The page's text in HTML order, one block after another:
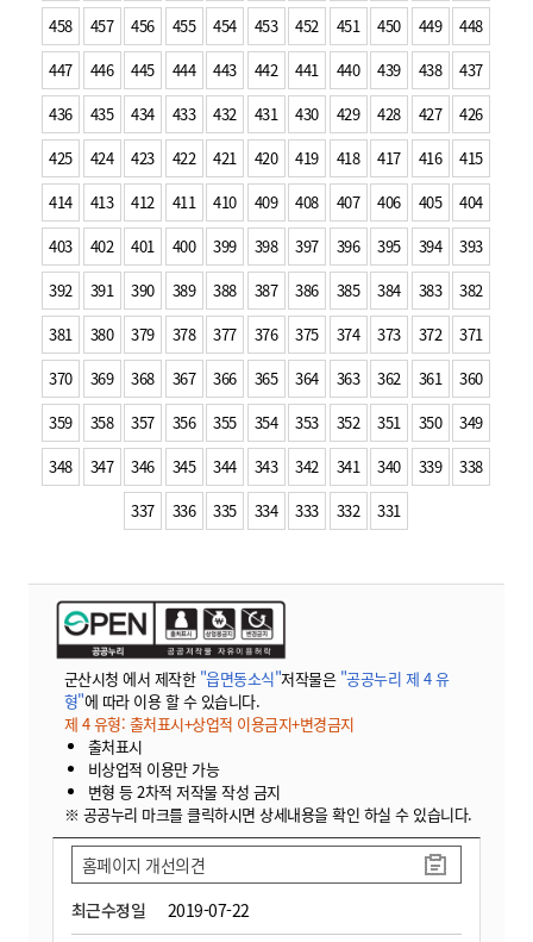
458
457 456 455 454 453 452 451 450 449
448
447
446 445 444 443 442 441 440 439 438
437
436
435 434 433 432 431 430 429 428 427
426
425
424 423 422 421 420 419 418 417 416
415
414
413 412 411 410 409 408 407 406 405
404
403
402 401 400 399 398 397 396 395 394
393
392
391 390 389 388 387 386 385 384 383
382
381
380 379 378 377 376 375 374 373 372
371
370
369 368 367 366 365 364 363 362 361
360
359
358 357 356 355 354 353 352 351 350
349
348
347 346 345 344 343 342 341 340 339
338
337
336 335 334 333 332 331
군산시청 에서 제작한 "읍면동소식"저작물은 "공공누리 제 4 유
형"에 따라 이용 할 수 있습니다.
제 4 유형: 출처표시+상업적 이용금지+변경금지
출처표시
비상업적 이용만 가능
변형 등 2차적 저작물 작성 금지
※ 공공누리 마크를 클릭하시면 상세내용을 확인 하실 수 있습니다.
최근수정일 2019-07-22
홈페이지 개선의견